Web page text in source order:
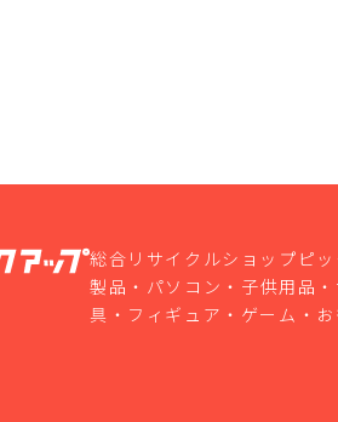
総合リサイクルショップピ
製品・パソコン・子供用品
具・フィギュア・ゲーム・